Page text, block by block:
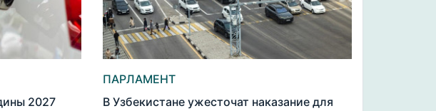
2027
ПАРЛАМЕНТ
В Узбекистане ужесточат наказание для